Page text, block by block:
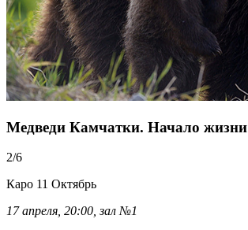
Медведи Камчатки. Начало жизни
2/6
Каро 11 Октябрь
17 апреля, 20:00, зал №1